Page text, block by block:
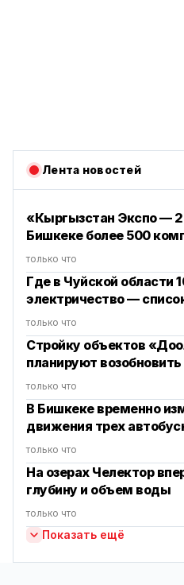
Лента новостей
«Кыргызстан Экспо —
Бишкеке более 500
только что
Где в Чуйской области
электричество —
только что
Стройку объектов
планируют возобновить
только что
В Бишкеке временно
движения трех
только что
На озерах Челектор
глубину и объем воды
только что
Показать ещё